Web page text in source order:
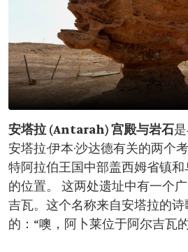
安塔拉 (Antarah) 宫殿与岩石
安塔拉·伊本·沙达德有关的两个
特阿拉伯王国中部盖西姆省镇和
的位置。 这两处遗址中有一个
吉瓦。这个名称来自安塔拉的
的：“噢，阿卜莱位于阿尔吉瓦